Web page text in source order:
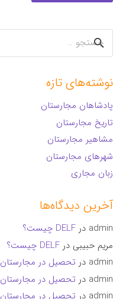
جستجو
برای:
نوشته‌های تازه
پادشاهان مجارستان
تاریخ مجارستان
مشاهیر مجارستان
شهرهای مجارستان
زبان مجاری
آخرین دیدگاه‌ها
admin درDELF چیست؟
مریم حبیبی درDELF چیست؟
admin در تحصیل در مجارستان
admin در تحصیل در مجارستان
admin در تحصیل در مجارستان